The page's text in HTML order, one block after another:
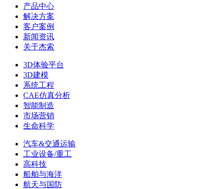
产品中心
解决方案
客户案例
新闻资讯
关于杰索
3D体验平台
3D建模
系统工程
CAE仿真分析
智能制造
市场营销
生命科学
汽车&交通运输
工业设备/重工
高科技
船舶与海洋
航天与国防